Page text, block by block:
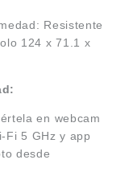
Resistente
124 x 71.1 x
en webcam
Fi 5 GHz y app
desde